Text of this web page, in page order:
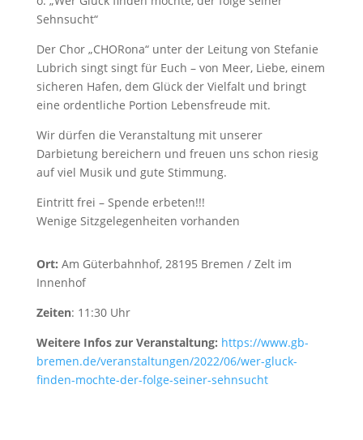
Sehnsucht“
Der Chor „CHORona“ unter der Leitung von Stefanie
Lubrich singt singt für Euch – von Meer, Liebe, einem
sicheren Hafen, dem Glück der Vielfalt und bringt
eine ordentliche Portion Lebensfreude mit.
Wir dürfen die Veranstaltung mit unserer
Darbietung bereichern und freuen uns schon riesig
auf viel Musik und gute Stimmung.
Eintritt frei – Spende erbeten!!!
Wenige Sitzgelegenheiten vorhanden
Ort: Am Güterbahnhof, 28195 Bremen / Zelt im
Innenhof
Zeiten: 11:30 Uhr
Weitere Infos zur Veranstaltung: https://www.gb-
bremen.de/veranstaltungen/2022/06/wer-gluck-
finden-mochte-der-folge-seiner-sehnsucht